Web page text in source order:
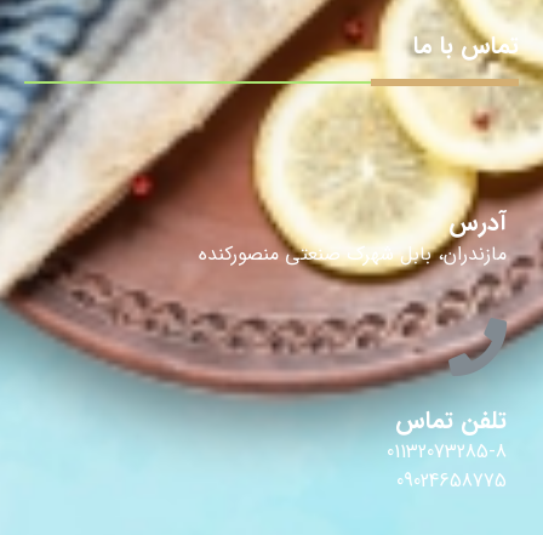
تماس با ما
آدرس
مازندران، بابل شهرک صنعتی منصورکنده
تلفن تماس
01132073285-8
09024658775